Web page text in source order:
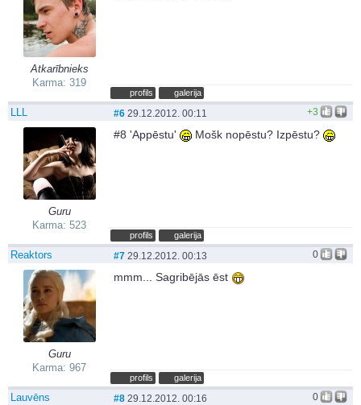
Atkarībnieks
Karma: 319
profils galerija
LLL
Guru
Karma: 523
+3
#6 29.12.2012. 00:11
#8 'Appēstu' Mošk nopēstu? Izpēstu?
profils galerija
Reaktors
Guru
Karma: 967
0
#7 29.12.2012. 00:13
mmm... Sagribējās ēst
profils galerija
Lauvēns 0
#8 29.12.2012. 00:16